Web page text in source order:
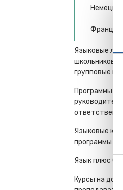
Языковые
школьников 7-
групповые
Программы
Языковые
программы
Язык плюс
Курсы на дому